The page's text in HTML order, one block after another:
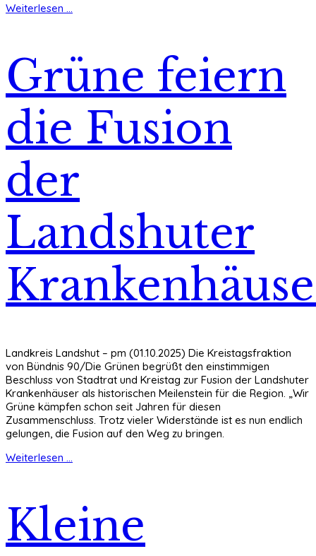
Weiterlesen ...
Grüne feiern
die Fusion
der
Landshuter
Landkreis Landshut – pm (01.10.2025) Die Kreistagsfraktion
von Bündnis 90/Die Grünen begrüßt den einstimmigen
Beschluss von Stadtrat und Kreistag zur Fusion der Landshuter
Krankenhäuser als historischen Meilenstein für die Region. „Wir
Grüne kämpfen schon seit Jahren für diesen
Zusammenschluss. Trotz vieler Widerstände ist es nun endlich
gelungen, die Fusion auf den Weg zu bringen.
Weiterlesen ...
Kleine